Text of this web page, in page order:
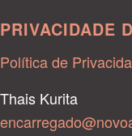
PRIVACIDADE
Política de
Thais Kurita